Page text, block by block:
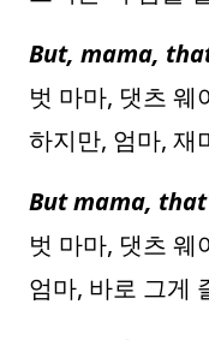
But, mama,
벗 마마, 댓츠 웨
하지만, 엄마, 재
But mama,
벗 마마, 댓츠 웨
엄마, 바로 그게